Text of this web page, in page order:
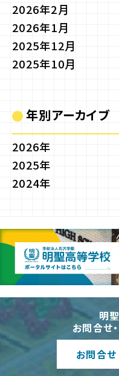
2026年2月
2026年1月
2025年12月
2025年10月
年別アーカイブ
2026年
2025年
2024年
明
お問合せ
お問合せ